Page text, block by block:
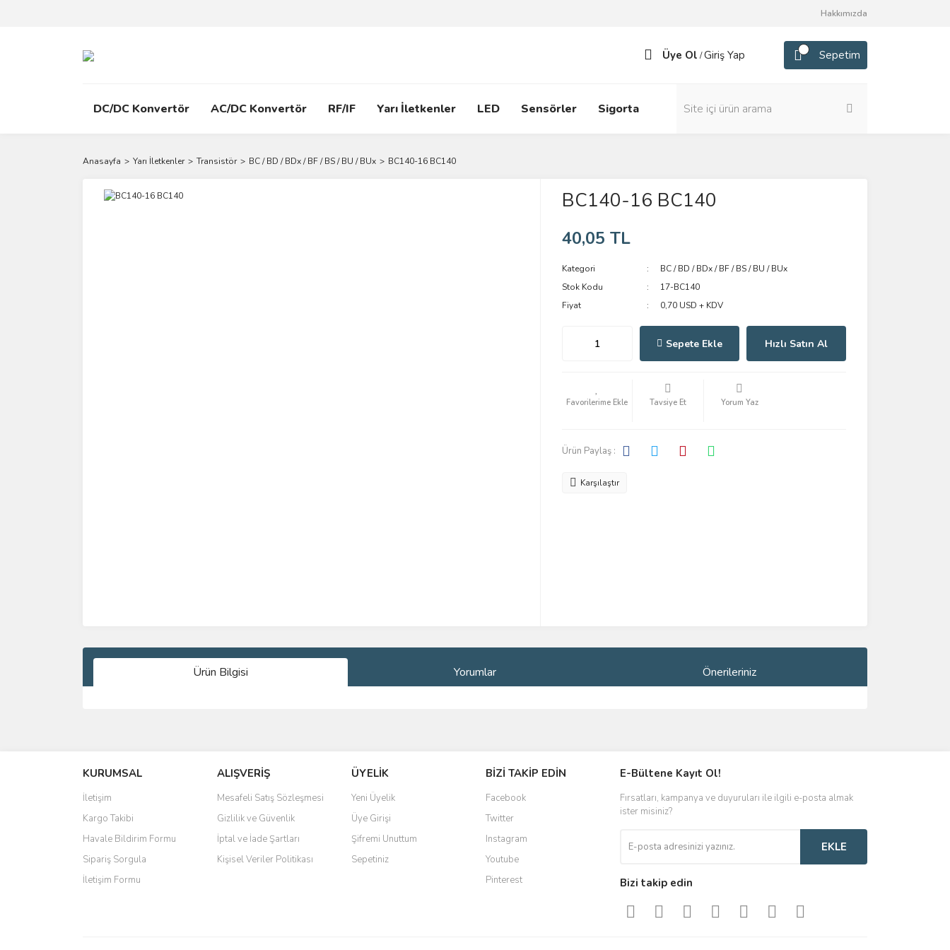
Hakkımızda
Üye Ol /Giriş Yap Sepetim
DC/DC Konvertör AC/DC Konvertör RF/IF Yarı İletkenler LED Sensörler Sigorta
Anasayfa Yarı İletkenler Transistör BC / BD / BDx / BF / BS / BU / BUx BC140-16 BC140
BC140-16 BC140
40,05 TL
Kategori
BC / BD / BDx / BF / BS / BU / BUx
Stok Kodu
17-BC140
Fiyat
0,70 USD + KDV
Sepete Ekle Hızlı Satın Al
Tavsiye Et Yorum Yaz
Ürün Paylaş :
Karşılaştır
Ürün Bilgisi Yorumlar Önerileriniz
Ürün resmi kalitesiz, bozuk veya görüntülenemiyor.
Ürün açıklamasında eksik bilgiler bulunuyor.
Ürün bilgilerinde hatalar bulunuyor.
Ürün fiyatı diğer sitelerden daha pahalı.
Bu ürüne benzer farklı alternatifler olmalı.
KURUMSAL
İletişim
Kargo Takibi
Havale Bildirim Formu
Sipariş Sorgula
İletişim Formu
ALIŞVERİŞ
Mesafeli Satış Sözleşmesi
Gizlilik ve Güvenlik
İptal ve İade Şartları
Kişisel Veriler Politikası
ÜYELİK
Yeni Üyelik
Üye Girişi
Şifremi Unuttum
Sepetiniz
BİZİ TAKİP EDİN
Facebook
Twitter
Instagram
Youtube
Pinterest
E-Bültene Kayıt Ol!
Fırsatları, kampanya ve duyuruları ile ilgili e-posta almak
ister misiniz?
EKLE
Bizi takip edin